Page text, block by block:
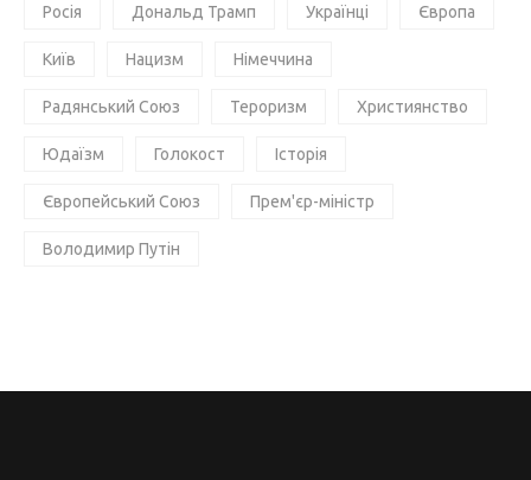
Росія Дональд Трамп Українці Європа
Київ Нацизм Німеччина
Радянський Союз Тероризм Християнство
Юдаїзм Голокост Історія
Європейський Союз Прем'єр-міністр
Володимир Путін